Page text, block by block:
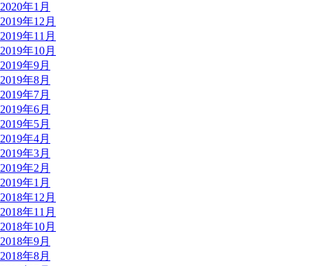
2020年1月
2019年12月
2019年11月
2019年10月
2019年9月
2019年8月
2019年7月
2019年6月
2019年5月
2019年4月
2019年3月
2019年2月
2019年1月
2018年12月
2018年11月
2018年10月
2018年9月
2018年8月